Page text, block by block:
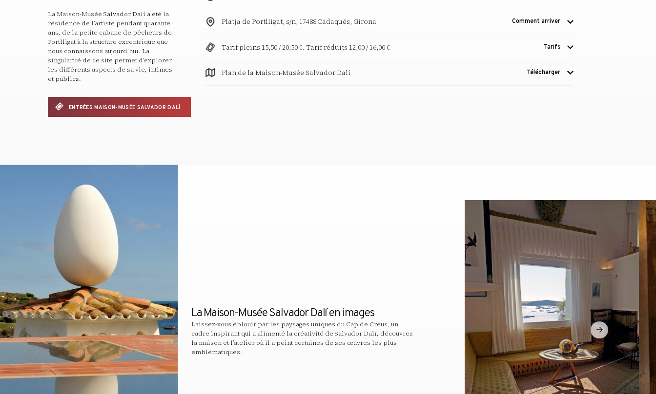
La Maison-Musée Salvador Dalí a été la
résidence de l’artiste pendant quarante
ans, de la petite cabane de pêcheurs de
Portlligat à la structure excentrique que
nous connaissons aujourd’hui. La
singularité de ce site permet d’explorer
les différents aspects de sa vie, intimes
et publics.
ENTRÉES MAISON-MUSÉE SALVADOR DALÍ
Platja de Portlligat, s/n, 17488 Cadaqués, Girona Comment arriver
Tarif pleins 15,50 / 20,50 €. Tarif réduits 12,00 / 16,00 € Tarifs
Plan de la Maison-Musée Salvador Dalí Télécharger
La Maison-Musée Salvador Dalí en images
Laissez-vous éblouir par les paysages uniques du Cap de Creus, un
cadre inspirant qui a alimenté la créativité de Salvador Dalí, découvrez
la maison et l’atelier où il a peint certaines de ses œuvres les plus
emblématiques.